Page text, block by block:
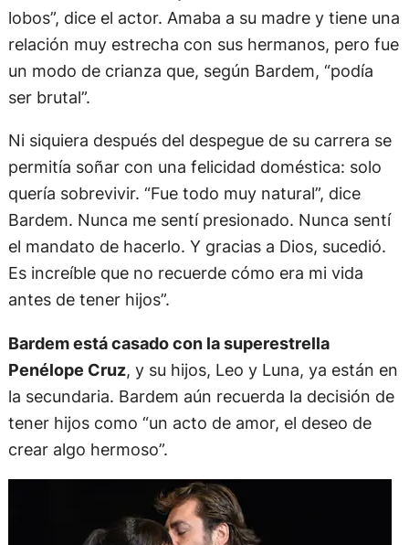
lobos”, dice el actor. Amaba a su madre y tiene una
relación muy estrecha con sus hermanos, pero fue
un modo de crianza que, según Bardem, “podía
ser brutal”.
Ni siquiera después del despegue de su carrera se
permitía soñar con una felicidad doméstica: solo
quería sobrevivir. “Fue todo muy natural”, dice
Bardem. Nunca me sentí presionado. Nunca sentí
el mandato de hacerlo. Y gracias a Dios, sucedió.
Es increíble que no recuerde cómo era mi vida
antes de tener hijos”.
Bardem está casado con la superestrella
Penélope Cruz, y su hijos, Leo y Luna, ya están en
la secundaria. Bardem aún recuerda la decisión de
tener hijos como “un acto de amor, el deseo de
crear algo hermoso”.